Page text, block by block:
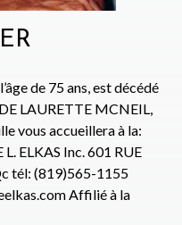
de 75 ans, est décédé
LAURETTE MCNEIL,
vous accueillera à la:
ELKAS Inc. 601 RUE
tél: (819)565-1155
Affilié à la